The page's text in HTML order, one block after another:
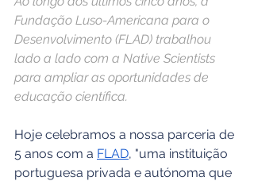
Fundação Luso-Americana para o
Desenvolvimento (FLAD) trabalhou
lado a lado com a Native Scientists
para ampliar as oportunidades de
educação científica.
Hoje celebramos a nossa parceria de
5 anos com a FLAD, "uma instituição
portuguesa privada e autónoma que